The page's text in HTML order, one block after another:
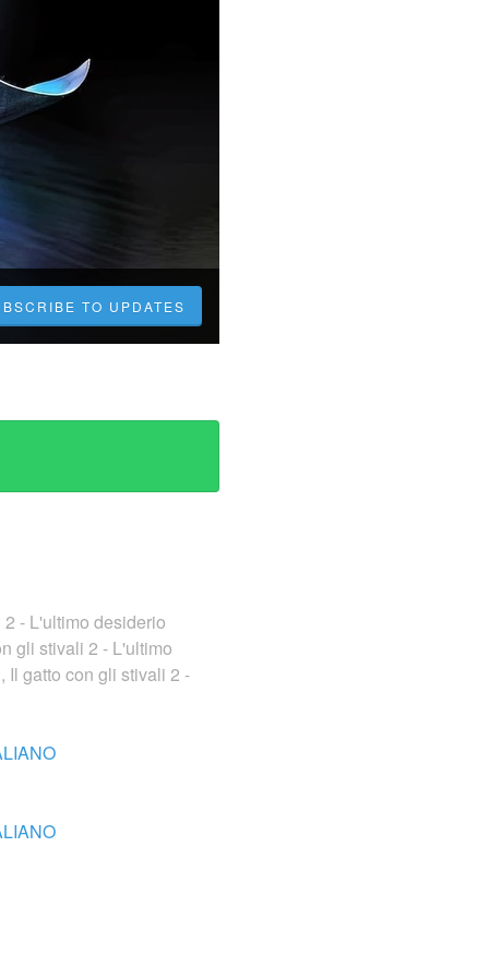
TO UPDATES
- L'ultimo desiderio
gli stivali 2 - L'ultimo
Il gatto con gli stivali 2 -